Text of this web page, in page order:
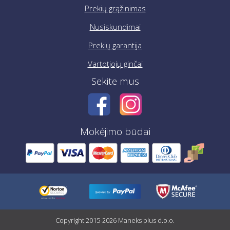
Prekių grąžinimas
Nusiskundimai
Prekių garantija
Vartotjojų ginčai
Sekite mus
Mokėjimo būdai
Copyright 2015-2026 Maneks plus d.o.o.